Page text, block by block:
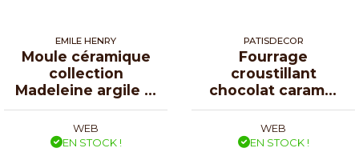
EMILE HENRY
Moule céramique
collection
Madeleine argile Ø
27 cm
WEB
EN STOCK !
PATISDECOR
Fourrage
croustillant
chocolat caramel
noisette 300 g
WEB
EN STOCK !